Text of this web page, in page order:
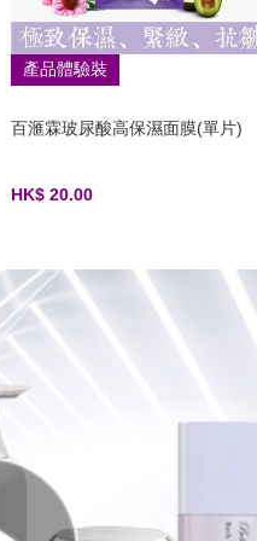
產品體驗裝
百滙霖玻尿酸高保濕面膜(單片)
HK$ 20.00